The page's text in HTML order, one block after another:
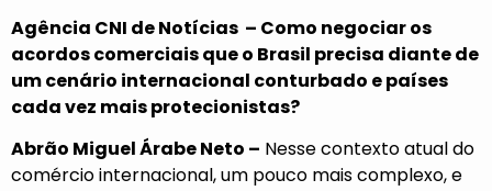
Agência CNI de Notícias – Como negociar os
acordos comerciais que o Brasil precisa diante de
um cenário internacional conturbado e países
cada vez mais protecionistas?
Abrão Miguel Árabe Neto – Nesse contexto atual do
comércio internacional, um pouco mais complexo, e